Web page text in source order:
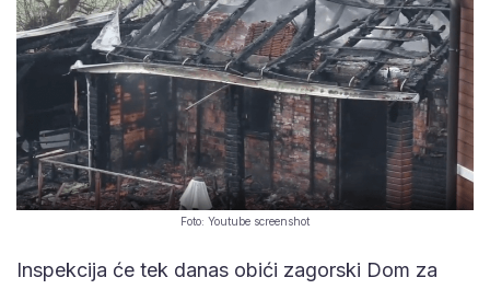
Foto: Youtube screenshot
Inspekcija će tek danas obići zagorski Dom za